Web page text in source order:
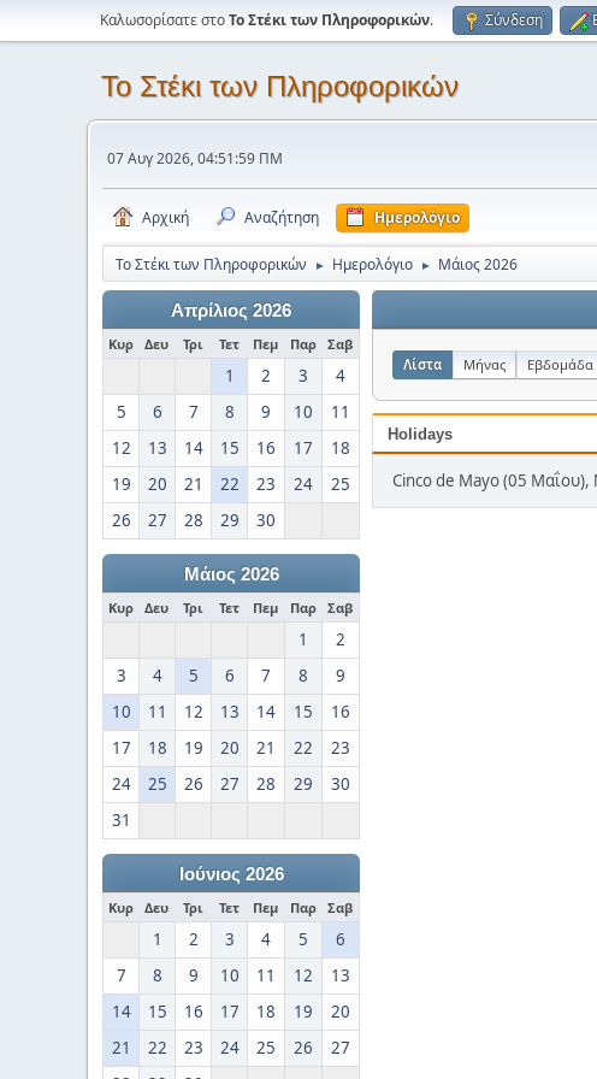
Καλωσορίσατε στοΤο Στέκι των Πληροφορικών. Σύνδεση
Το Στέκι των Πληροφορικών
07 Αυγ 2026, 04:51:59 ΠΜ
Αρχική Αναζήτηση Ημερολόγιο
Το Στέκι των Πληροφορικών ► Ημερολόγιο ► Μάιος 2026
Απρίλιος 2026
Κυρ Δευ Τρι Τετ Πεμ Παρ Σαβ
1 2 3
4
5
6 7 8 9 10
11
12
13 14 15 16 17
18
19
20 21 22 23 24
25
26
27 28 29 30
Μάιος 2026
Κυρ Δευ Τρι Τετ Πεμ Παρ Σαβ
1
2
3
4 5 6 7 8
9
10
11 12 13 14 15
16
17
18 19 20 21 22
23
24
25 26 27 28 29
30
31
Ιούνιος 2026
Κυρ Δευ Τρι Τετ Πεμ Παρ Σαβ
1 2 3 4 5
6
7
8 9 10 11 12
13
14
15 16 17 18 19
20
21
22 23 24 25 26
27
Λίστα Μήνας Εβδομάδα
Holidays
Cinco de Mayo (05